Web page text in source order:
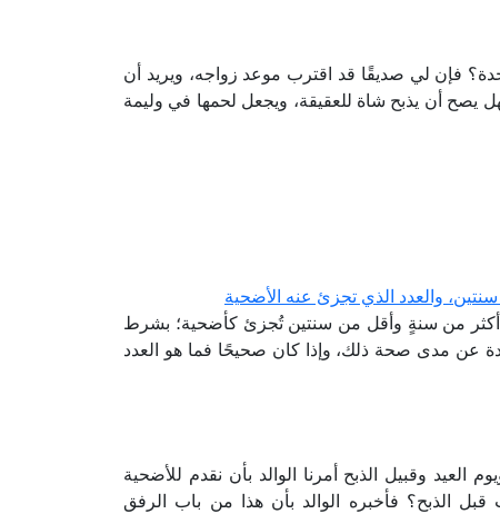
فإن لي صديقًا قد اقترب موعد زواجه، ويريد أن
أن يذبح شاة للعقيقة، ويجعل لحمها في وليمة
والعدد الذي تجزئ عنه الأضحية
أكثر من سنةٍ وأقل من سنتين تُجزئ كأضحية؛ بشرط
بالإفادة عن مدى صحة ذلك، وإذا كان صحيحًا فما هو العدد
وقبيل الذبح أمرنا الوالد بأن نقدم للأضحية
الذبح؟ فأخبره الوالد بأن هذا من باب الرفق